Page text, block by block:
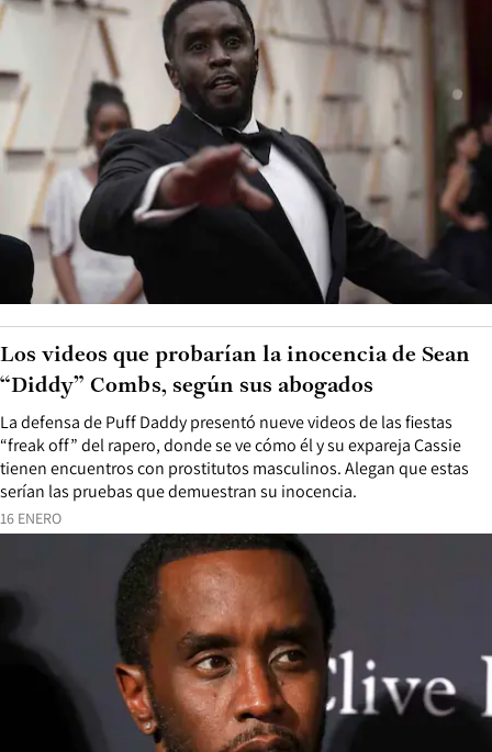
16 ENERO
La defensa de Puff Daddy presentó nueve videos de las fiestas
“freak off” del rapero, donde se ve cómo él y su expareja Cassie
tienen encuentros con prostitutos masculinos. Alegan que estas
serían las pruebas que demuestran su inocencia.
Los videos que probarían la inocencia de Sean
“Diddy” Combs, según sus abogados